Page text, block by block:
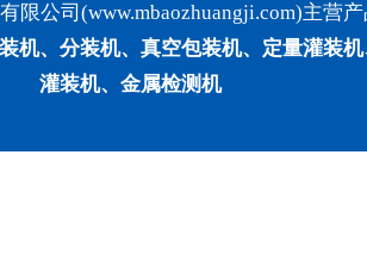
限公司(www.mbaozhuangji.com)主营
机、分装机、真空包装机、定量灌装
灌装机、金属检测机